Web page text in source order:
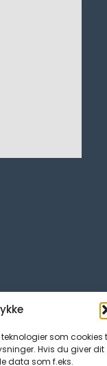
som cookies
Hvis du giver dit
data som f.eks.